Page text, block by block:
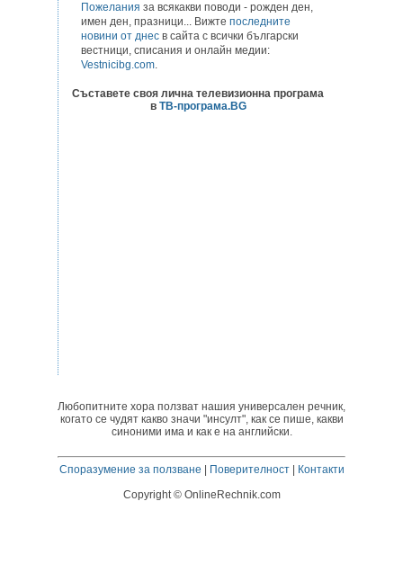
Пожелания за всякакви поводи - рожден ден,
имен ден, празници... Вижте последните
новини от днес в сайта с всички български
вестници, списания и онлайн медии:
Vestnicibg.com.
Съставете своя лична телевизионна програма
в ТВ-програма.BG
Любопитните хора ползват нашия универсален речник,
когато се чудят какво значи "инсулт", как се пише, какви
синоними има и как е на английски.
Споразумение за ползване Поверителност|
Контакти
Copyright © OnlineRechnik.com